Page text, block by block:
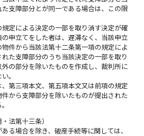
支障部分とが同一である場合は、この限
定による決定の一部を取り消す決定が確
申立てをした者は、遅滞なく、当該申立
件から当該法第十二条第一項の規定によ
た支障部分のうち当該決定の一部を取り
の部分を除いたものを作成し、裁判所に
。
第三項本文、第五項本文又は前項の規定
から支障部分を除いたものが提出された
法第十三条）
る場合を除き、破産手続等に関しては、